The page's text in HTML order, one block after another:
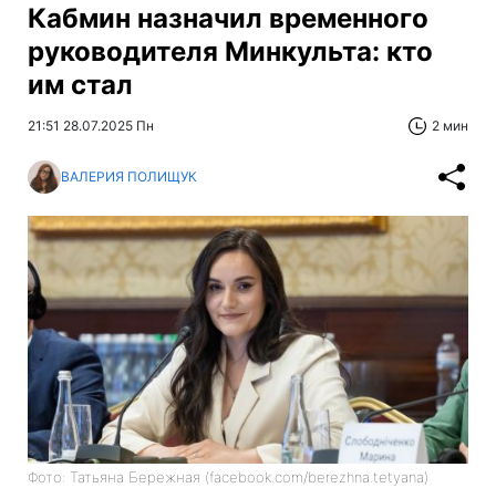
Кабмин назначил временного
руководителя Минкульта: кто
им стал
21:51 28.07.2025 Пн 2 мин
ВАЛЕРИЯ ПОЛИЩУК
Фото: Татьяна Бережная (facebook.com/berezhna.tetyana)